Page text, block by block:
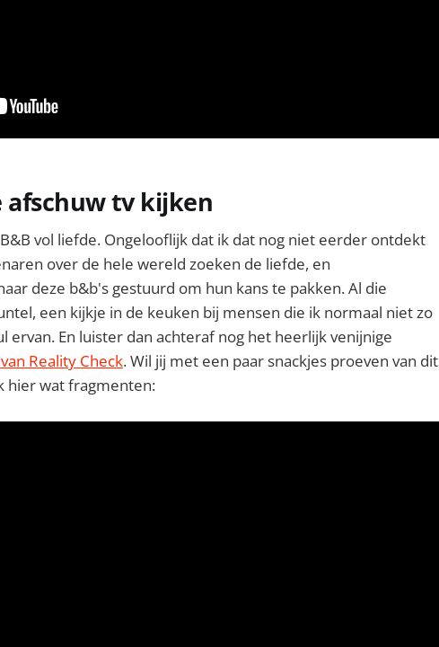
tv kijken
vol liefde. Ongelooflijk dat ik dat nog niet eerder ontdekt
over de hele wereld zoeken de liefde, en
deze b&b's gestuurd om hun kans te pakken. Al die
een kijkje in de keuken bij mensen die ik normaal niet zo
ervan. En luister dan achteraf nog het heerlijk venijnige
Reality Check. Wil jij met een paar snackjes proeven van dit
hier wat fragmenten: